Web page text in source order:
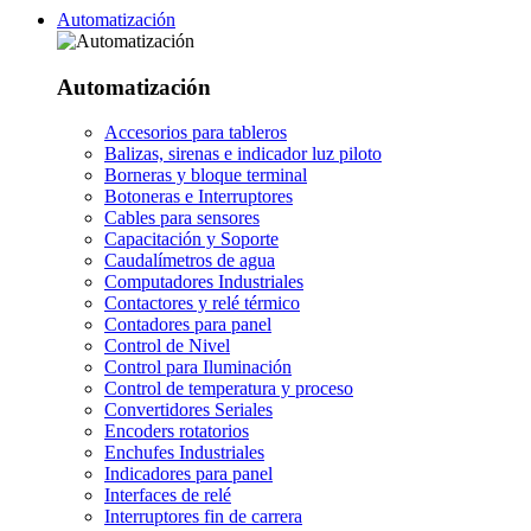
Automatización
Automatización
Accesorios para tableros
Balizas, sirenas e indicador luz piloto
Borneras y bloque terminal
Botoneras e Interruptores
Cables para sensores
Capacitación y Soporte
Caudalímetros de agua
Computadores Industriales
Contactores y relé térmico
Contadores para panel
Control de Nivel
Control para Iluminación
Control de temperatura y proceso
Convertidores Seriales
Encoders rotatorios
Enchufes Industriales
Indicadores para panel
Interfaces de relé
Interruptores fin de carrera